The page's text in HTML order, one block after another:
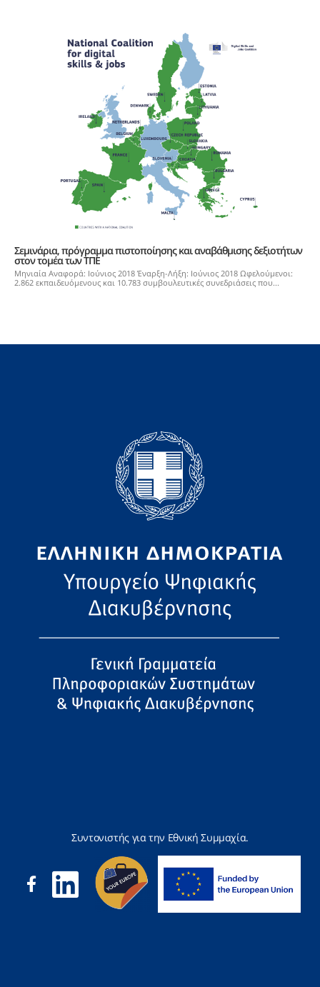
Σεμινάρια, πρόγραμμα πιστοποίησης και αναβάθμισης δεξιοτήτων
στον τομέα των ΤΠΕ
Μηνιαία Αναφορά: Ιούνιος 2018 Έναρξη-Λήξη: Ιούνιος 2018 Ωφελούμενοι:
2.862 εκπαιδευόμενους και 10.783 συμβουλευτικές συνεδριάσεις που...
Συντονιστής για την Εθνική Συμμαχία.